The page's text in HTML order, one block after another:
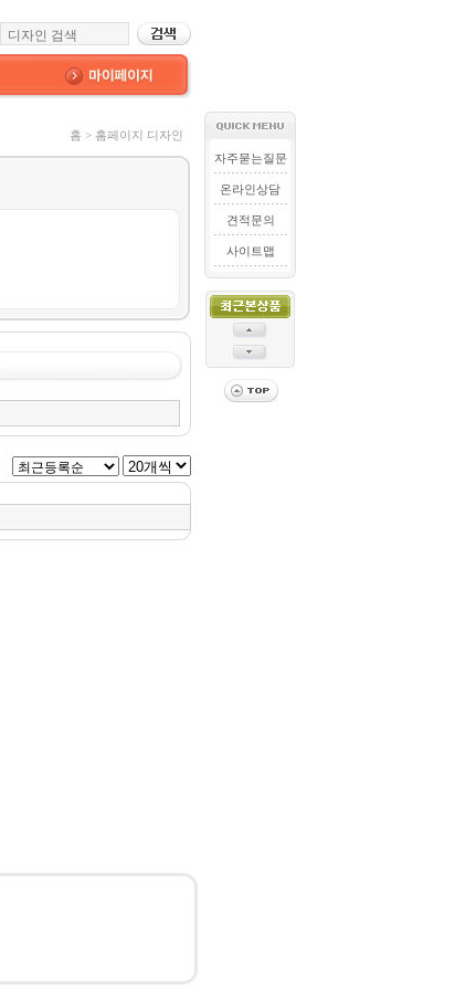
홈 > 홈페이지 디자인
자주묻는질문
온라인상담
견적문의
사이트맵